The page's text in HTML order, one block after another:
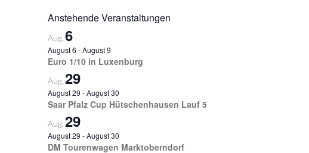
Anstehende Veranstaltungen
Aug. 6
August 6 -August 9
Euro 1/10 in Luxenburg
Aug. 29
August 29 -August 30
Saar Pfalz Cup Hütschenhausen Lauf 5
Aug. 29
August 29 -August 30
DM Tourenwagen Marktoberndorf